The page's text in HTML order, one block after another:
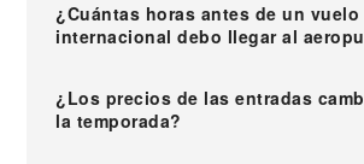
¿Cuántas horas antes de un vuelo
internacional debo llegar al
¿Los precios de las entradas
la temporada?